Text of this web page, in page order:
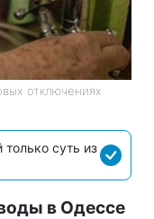
отключениях
суть из
в Одессе